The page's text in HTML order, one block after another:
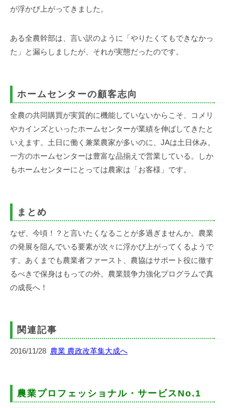
が浮かび上がってきました。
ある全農幹部は、言い訳のように「やりたくてもできなかっ
た」と漏らしましたが、それが実態だったのです。
ホームセンターの顧客志向
全農の共同購買が実質的に機能していないからこそ、コメリ
やカインズといったホームセンターが業績を伸ばしてきたと
いえます。土日に働く兼業農家が多いのに、JAは土日休み。
一方のホームセンターは豊富な品揃えで営業している。しか
もホームセンターにとっては農家は「お客様」です。
まとめ
なぜ、今頃！？と言いたくなることが多過ぎませんか。農業
の発展を阻んでいる要素が次々に浮かび上がってくるようで
す。あくまでも農業者ファースト、農協はサポート役に徹す
るべきで保身はもっての外。農業競争力強化プログラムで真
の成長へ！
関連記事
2016/11/28 農業 農政改革集大成へ
農業プロフェッショナル・サービスNo.1